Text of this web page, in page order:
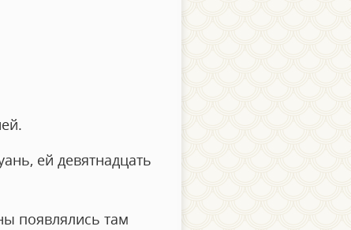
ей девятнадцать
появлялись там